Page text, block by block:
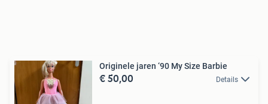
Originele jaren ‘90 My Size Barbie
€ 50,00 Details